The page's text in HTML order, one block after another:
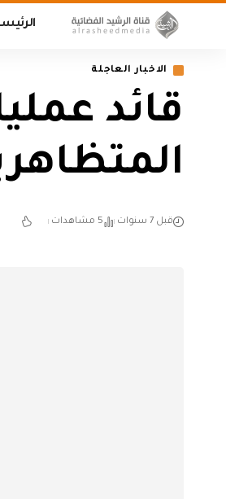
الاخبار العاجلة
قائد
قبل 7 سنوات 5 مشاهدات